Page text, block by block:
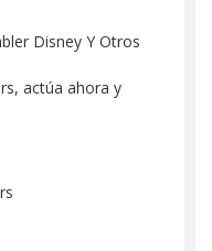
Disney Y Otros
actúa ahora y